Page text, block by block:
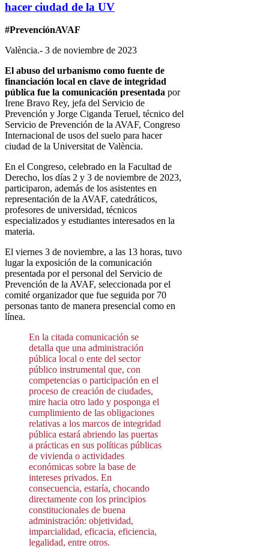
hacer ciudad de la UV
#PrevenciónAVAF
València.- 3 de noviembre de 2023
El abuso del urbanismo como fuente de
financiación local en clave de integridad
pública fue la comunicación presentada por
Irene Bravo Rey, jefa del Servicio de
Prevención y Jorge Ciganda Teruel, técnico del
Servicio de Prevención de la AVAF, Congreso
Internacional de usos del suelo para hacer
ciudad de la Universitat de València.
En el Congreso, celebrado en la Facultad de
Derecho, los días 2 y 3 de noviembre de 2023,
participaron, además de los asistentes en
representación de la AVAF, catedráticos,
profesores de universidad, técnicos
especializados y estudiantes interesados en la
materia.
El viernes 3 de noviembre, a las 13 horas, tuvo
lugar la exposición de la comunicación
presentada por el personal del Servicio de
Prevención de la AVAF, seleccionada por el
comité organizador que fue seguida por 70
personas tanto de manera presencial como en
línea.
En la citada comunicación se
detalla que una administración
pública local o ente del sector
público instrumental que, con
competencias o participación en el
proceso de creación de ciudades,
mire hacia otro lado y posponga el
cumplimiento de las obligaciones
relativas a los marcos de integridad
pública estará abriendo las puertas
a prácticas en sus políticas públicas
de vivienda o actividades
económicas sobre la base de
intereses privados. En
consecuencia, estaría, chocando
directamente con los principios
constitucionales de buena
administración: objetividad,
imparcialidad, eficacia, eficiencia,
legalidad, entre otros.